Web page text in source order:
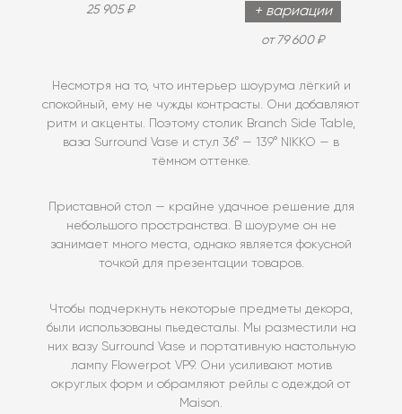
25 905 ₽ + вариации
от 79 600 ₽
Несмотря на то, что интерьер шоурума лёгкий и
спокойный, ему не чужды контрасты. Они добавляют
ритм и акценты. Поэтому столик Branch Side Table,
ваза Surround Vase и стул 36° — 139° NIKKO — в
тёмном оттенке.
Приставной стол — крайне удачное решение для
небольшого пространства. В шоуруме он не
занимает много места, однако является фокусной
точкой для презентации товаров.
Чтобы подчеркнуть некоторые предметы декора,
были использованы пьедесталы. Мы разместили на
них вазу Surround Vase и портативную настольную
лампу Flowerpot VP9. Они усиливают мотив
округлых форм и обрамляют рейлы с одеждой от
Maison.